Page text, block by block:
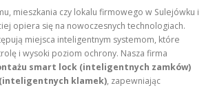
mieszkania czy lokalu firmowego w Sulejówku i
opiera się na nowoczesnych technologiach.
miejsca inteligentnym systemom, które
i wysoki poziom ochrony. Nasza firma
smart lock (inteligentnych zamków)
klamek), zapewniając